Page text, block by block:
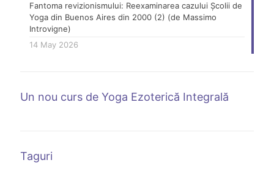
Fantoma revizionismului: Reexaminarea cazului Școlii de
Yoga din Buenos Aires din 2000 (2) (de Massimo
Introvigne)
14 May 2026
Un nou curs de Yoga Ezoterică Integrală
Taguri